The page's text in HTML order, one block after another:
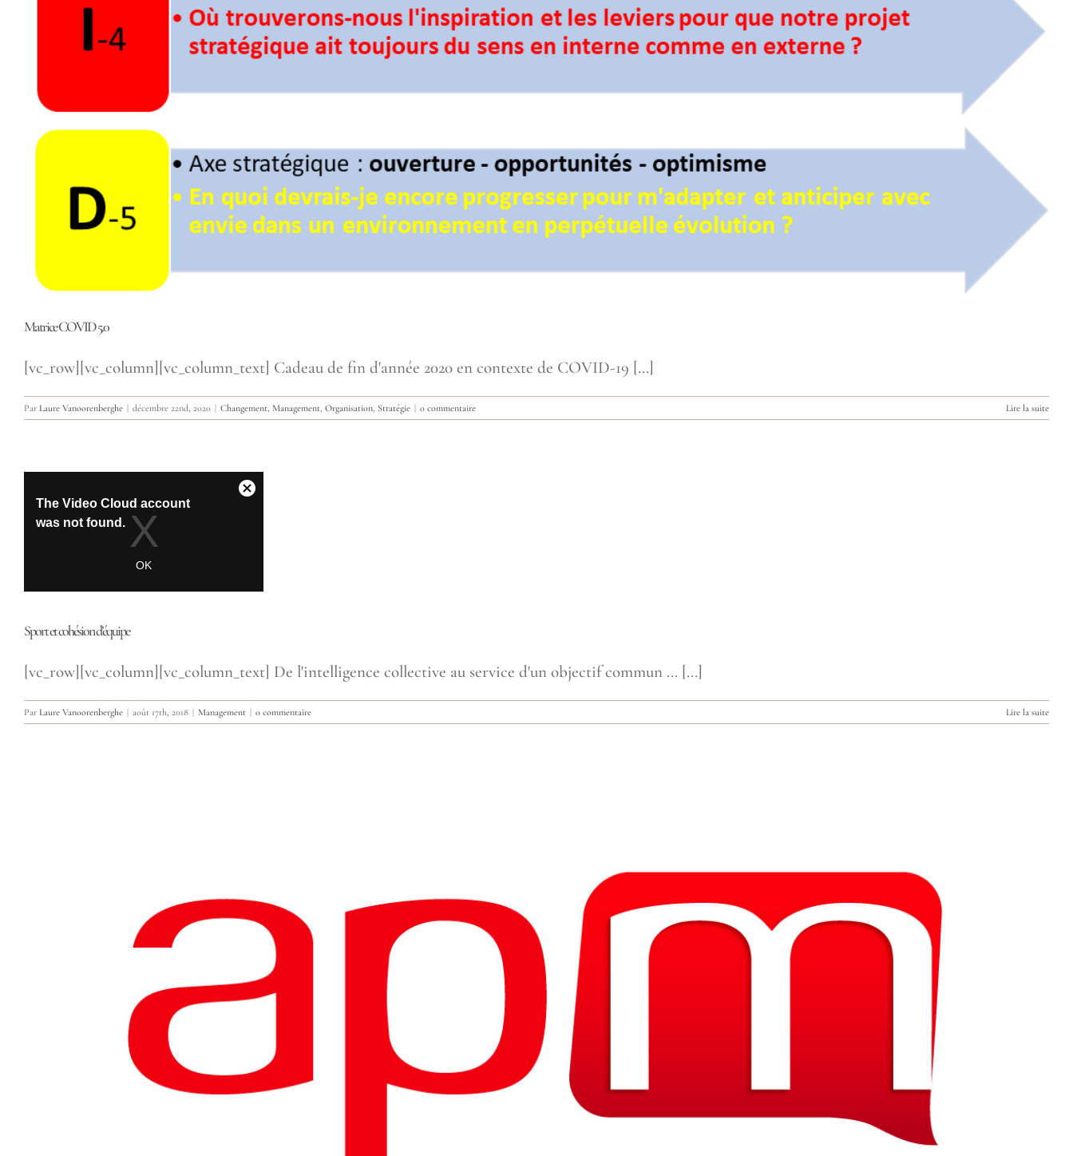
Matrice COVID 5.0
[vc_row][vc_column][vc_column_text] Cadeau de fin d'année 2020 en contexte de COVID-19 [...]
Par Laure Vanoorenberghe | décembre 22nd, 2020 | Changement, Management, Organisation, Stratégie | 0 commentaire Lire la suite
Sport et cohésion d’équipe
[vc_row][vc_column][vc_column_text] De l'intelligence collective au service d'un objectif commun ... [...]
Par Laure Vanoorenberghe | août 17th, 2018 | Management | 0 commentaire Lire la suite